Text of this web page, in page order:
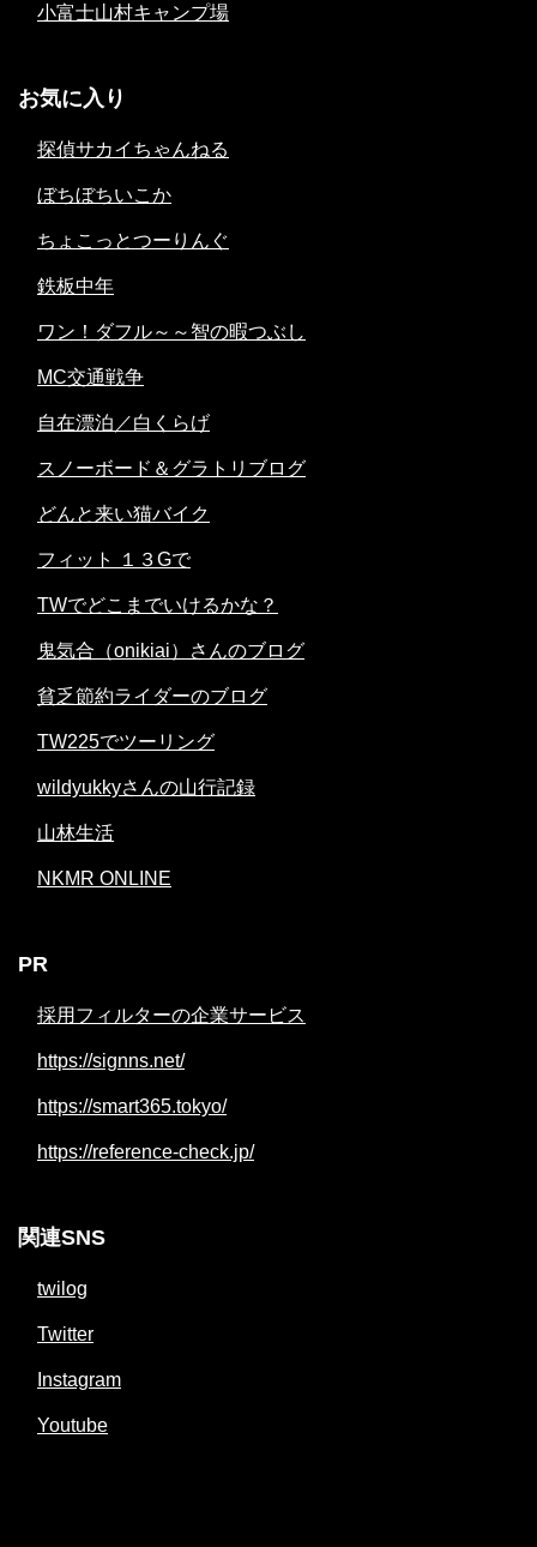
小富士山村キャンプ場
お気に入り
探偵サカイちゃんねる
ぼちぼちいこか
ちょこっとつーりんぐ
鉄板中年
ワン！ダフル～～智の暇つぶし
MC交通戦争
自在漂泊／白くらげ
スノーボード＆グラトリブログ
どんと来い猫バイク
フィット １３Gで
TWでどこまでいけるかな？
鬼気合（onikiai）さんのブログ
貧乏節約ライダーのブログ
TW225でツーリング
wildyukkyさんの山行記録
山林生活
NKMR ONLINE
PR
採用フィルターの企業サービス
https://signns.net/
https://smart365.tokyo/
https://reference-check.jp/
関連SNS
twilog
Twitter
Instagram
Youtube